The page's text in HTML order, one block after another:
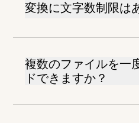
変換に文字数制限は
複数のファイルを一
ドできますか？